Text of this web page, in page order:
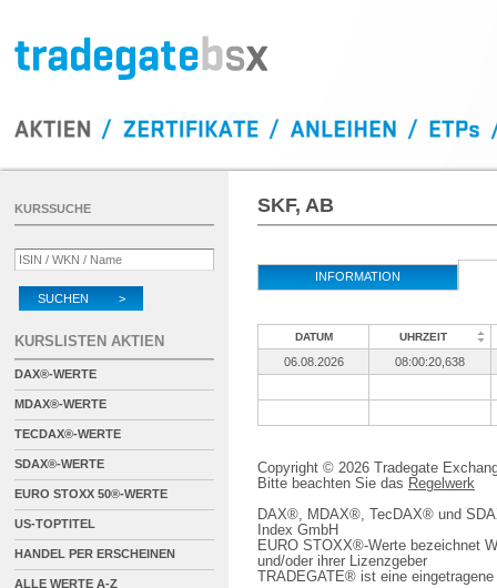
SKF, AB
INFORMATION
DATUM UHRZEIT
06.08.2026 08:00:20,638
Copyright © 2026 Tradegate
Bitte beachten Sie das Regelwerk
DAX®, MDAX®, TecDAX® und
Index GmbH
EURO STOXX®-Werte bezeichnet
und/oder ihrer Lizenzgeber
TRADEGATE® ist eine
KURSSUCHE
SUCHEN >
KURSLISTEN AKTIEN
DAX®-WERTE
MDAX®-WERTE
TECDAX®-WERTE
SDAX®-WERTE
EURO STOXX 50®-WERTE
US-TOPTITEL
HANDEL PER ERSCHEINEN
ALLE WERTE A-Z